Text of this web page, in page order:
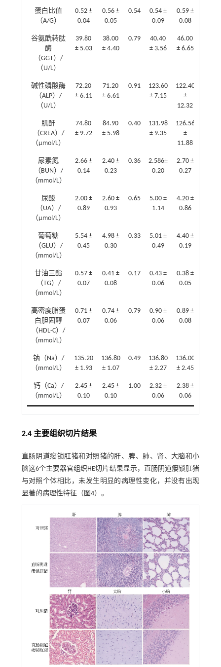
蛋白比值
（A/G）
0.52 ±
0.04
0.56 ±
0.05
0.54
0.54 ±
0.09
0.59 ±
0.08
谷氨酰转肽
酶
（GGT）/
（U/L）
39.80
± 5.03
38.00
± 4.40
0.79
40.40
± 3.56
46.00
± 6.65
碱性磷酸酶
（ALP）/
（U/L）
72.20
± 6.11
71.20
± 6.61
0.91
123.60
± 7.15
122.40
±
12.32
肌酐
（CREA）/
（ μmol/L）
74.80
± 9.72
84.90
± 5.98
0.40
131.98
± 9.35
126.56
±
11.88
尿素氮
（BUN）/
（ mmol/L）
2.66 ±
0.14
2.40 ±
0.23
0.36
2.586±
0.20
2.70 ±
0.27
尿酸
（UA）/
（ μmol/L）
2.00 ±
0.89
2.60 ±
0.93
0.65
5.00 ±
1.14
4.20 ±
0.86
葡萄糖
（GLU）/
（ mmol/L）
5.54 ±
0.45
4.98 ±
0.30
0.33
5.01 ±
0.49
4.40 ±
0.19
甘油三酯
（TG）/
（ mmol/L）
0.57 ±
0.07
0.41 ±
0.08
0.17
0.43 ±
0.06
0.38 ±
0.05
高密度脂蛋
白胆固醇
（HDL-C）/
（ mmol/L）
0.71 ±
0.07
0.74 ±
0.06
0.79
0.90 ±
0.06
0.89 ±
0.08
钠（Na）/
（ mmol/L）
135.20
± 1.93
136.80
± 1.07
0.49
136.80
± 2.27
136.00
± 2.45
钙（Ca）/
（ mmol/L）
2.45 ±
0.10
2.45 ±
0.10
1.00
2.32 ±
0.06
2.38 ±
0.06
2.4 主要组织切片结果
直肠阴道瘘锁肛猪和对照猪的肝、脾、肺、肾、大脑和小
脑这6个主要器官组织HE切片结果显示，直肠阴道瘘锁肛猪
与对照个体相比，未发生明显的病理性变化，并没有出现
显著的病理性特征（ 图4）。